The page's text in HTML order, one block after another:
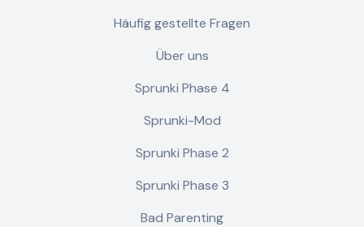
Häufig gestellte Fragen
Über uns
Sprunki Phase 4
Sprunki-Mod
Sprunki Phase 2
Sprunki Phase 3
Bad Parenting